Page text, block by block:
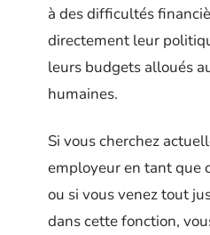
à des difficultés
directement leur
leurs budgets alloués
humaines.
Si vous cherchez
employeur en tant que
ou si vous venez tout
dans cette fonction,